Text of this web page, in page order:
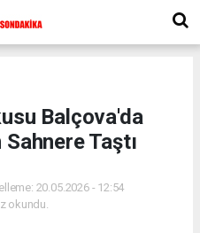
Balçova'da
Taştı
20.05.2026 - 12:54
okundu.